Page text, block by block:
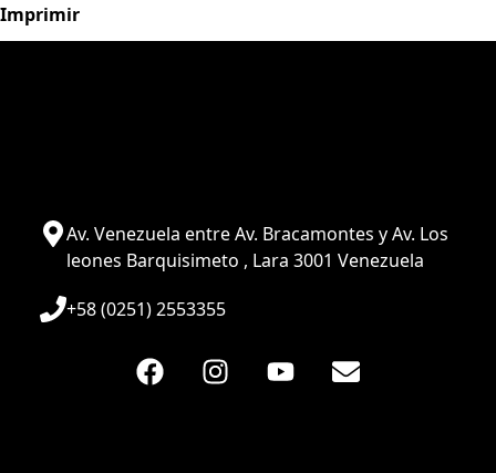
Imprimir
Av. Venezuela entre Av. Bracamontes y Av. Los
leones Barquisimeto , Lara 3001 Venezuela
+58 (0251) 2553355